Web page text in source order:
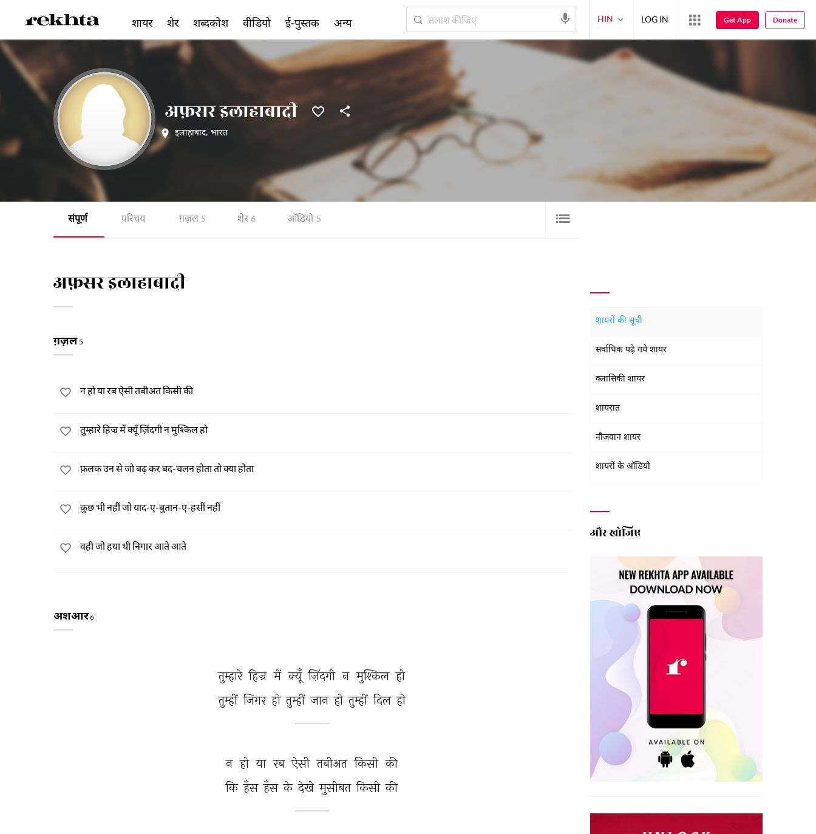
अफ़सर इलाहाबादी
इलाहाबाद, भारत
संपूर्ण परिचय ग़ज़ल 5 शेर 6 ऑडियो 5
अफ़सर इलाहाबादी
ग़ज़ल5
न हो या रब ऐसी तबीअत किसी की
तुम्हारे हिज्र में क्यूँ ज़िंदगी न मुश्किल हो
फ़लक उन से जो बढ़ कर बद-चलन होता तो क्या होता
कुछ भी नहीं जो याद-ए-बुतान-ए-हसीं नहीं
वही जो हया थी निगार आते आते
अशआर6
तुम्हारे हिज्र में क्यूँ ज़िंदगी न मुश्किल हो
तुम्हीं जिगर हो तुम्हीं जान हो तुम्हीं दिल हो
न हो या रब ऐसी तबीअत किसी की
कि हँस हँस के देखे मुसीबत किसी की
शायरों की सूची
सर्वाधिक पढ़े गये शायर
क्लासिकी शायर
शायरात
नौजवान शायर
शायरों के ऑडियो
और खोजिए
शायर शेर शब्दकोश वीडियो ई-पुस्तक अन्य HIN LOG IN Get App Donate